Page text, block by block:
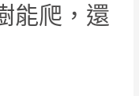
能爬，還